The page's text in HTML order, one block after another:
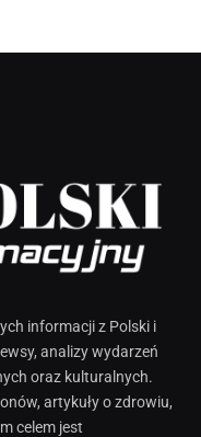
informacji z Polski i
analizy wydarzeń
oraz kulturalnych.
artykuły o zdrowiu,
celem jest